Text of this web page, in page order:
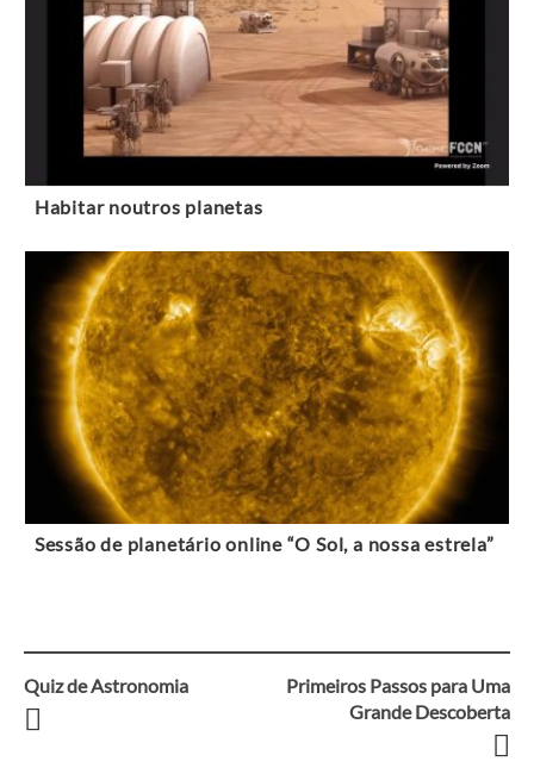
Habitar noutros planetas
Sessão de planetário online “O Sol, a nossa estrela”
Navegação
Quiz de Astronomia
Primeiros Passos para Uma
Grande Descoberta